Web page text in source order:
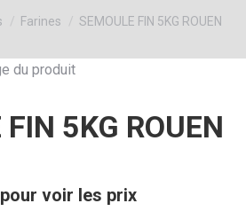
Farines SEMOULE FIN 5KG ROUEN
5KG ROUEN
voir les prix